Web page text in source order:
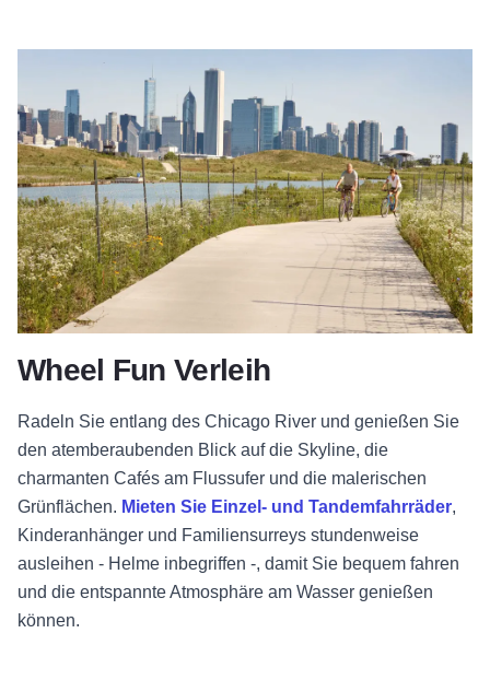
Wheel Fun Verleih
Radeln Sie entlang des Chicago River und genießen Sie
den atemberaubenden Blick auf die Skyline, die
charmanten Cafés am Flussufer und die malerischen
Grünflächen. Mieten Sie Einzel- und Tandemfahrräder,
Kinderanhänger und Familiensurreys stundenweise
ausleihen - Helme inbegriffen -, damit Sie bequem fahren
und die entspannte Atmosphäre am Wasser genießen
können.